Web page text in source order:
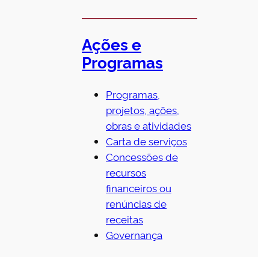
Ações e
Programas
Programas,
projetos, ações,
obras e atividades
Carta de serviços
Concessões de
recursos
financeiros ou
renúncias de
receitas
Governança